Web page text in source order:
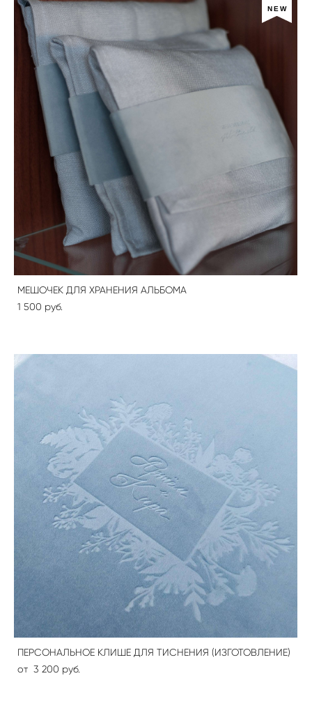
NEW
МЕШОЧЕК ДЛЯ ХРАНЕНИЯ АЛЬБОМА
1 500 pуб.
ПЕРСОНАЛЬНОЕ КЛИШЕ ДЛЯ ТИСНЕНИЯ (ИЗГОТОВЛЕНИЕ)
от 3 200 pуб.